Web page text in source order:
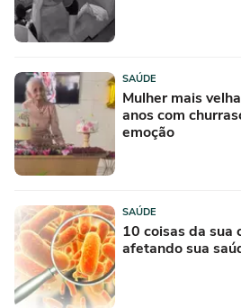
SAÚDE
Mulher mais
anos com
emoção
SAÚDE
10 coisas da sua
afetando sua